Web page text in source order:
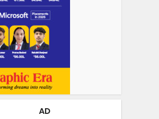
AD